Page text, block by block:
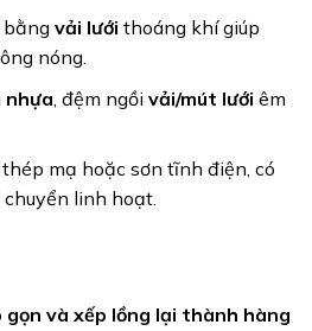
bằngvải lưới thoáng khí giúp
nóng.
nhựa , đệm ngồi vải/mút lưới êm
thép mạ hoặc sơn tĩnh điện, có
chuyển linh hoạt.
gọn và xếp lồng lại thành hàng